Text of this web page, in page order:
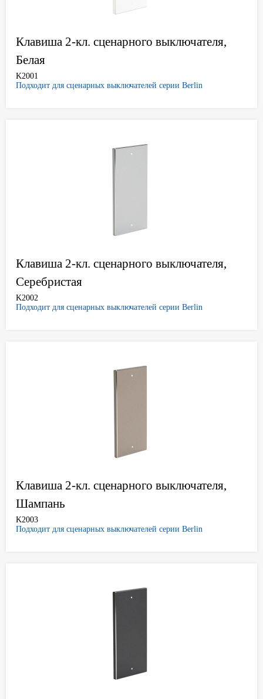
Клавиша 2-кл. сценарного выключателя,
Белая
K2001
Подходит для сценарных выключателей серии Berlin
Клавиша 2-кл. сценарного выключателя,
Серебристая
K2002
Подходит для сценарных выключателей серии Berlin
Клавиша 2-кл. сценарного выключателя,
Шампань
K2003
Подходит для сценарных выключателей серии Berlin